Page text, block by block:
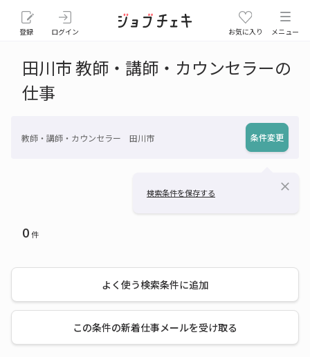
登録 ログイン お気に入り メニュー
田川市 教師・講師・カウンセラーの
仕事
教師・講師・カウンセラー 田川市 条件変更
検索条件を保存する close
0件
よく使う検索条件に追加
この条件の新着仕事メールを受け取る